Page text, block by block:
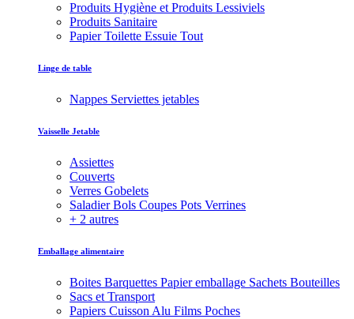
Produits Hygiène et Produits Lessiviels
Produits Sanitaire
Papier Toilette Essuie Tout
Linge de table
Nappes Serviettes jetables
Vaisselle Jetable
Assiettes
Couverts
Verres Gobelets
Saladier Bols Coupes Pots Verrines
+ 2 autres
Emballage alimentaire
Boites Barquettes Papier emballage Sachets Bouteilles
Sacs et Transport
Papiers Cuisson Alu Films Poches